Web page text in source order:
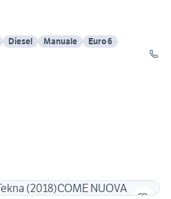
Diesel Manuale
Euro 6